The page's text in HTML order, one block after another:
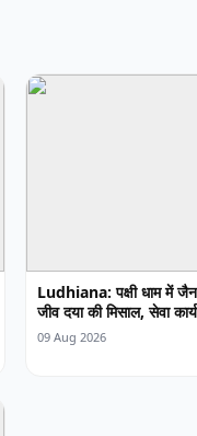
Ludhiana: पक्षी धाम में
जीव दया की मिसाल, सेवा
09 Aug 2026